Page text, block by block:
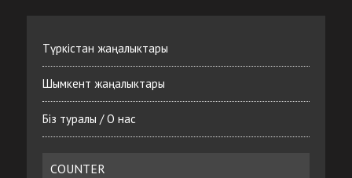
Түркістан жаңалыктары
Шымкент жаңалыктары
Біз туралы / О нас
COUNTER